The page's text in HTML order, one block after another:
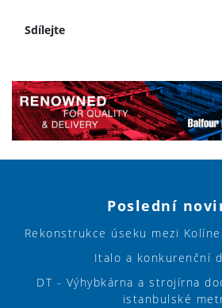
Sdílejte
Poslední
Rekonstrukce úseku mezi
Italo a konkurenční
DT - Výhybkárna a strojírna
istanbulské